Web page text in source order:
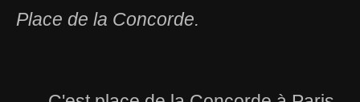
Place de la Concorde.